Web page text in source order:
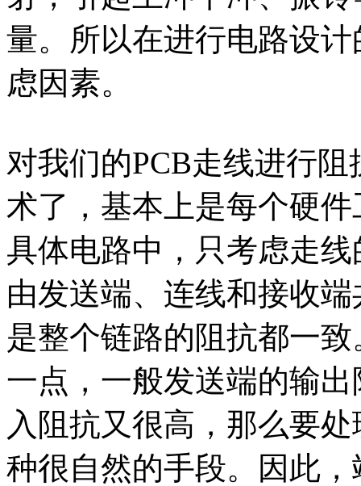
量。所以在进行电路设
虑因素。
对我们的PCB走线进行
术了，基本上是每个硬
具体电路中，只考虑走
由发送端、连线和接收
是整个链路的阻抗都一
一点，一般发送端的输
入阻抗又很高，那么要
种很自然的手段。因此